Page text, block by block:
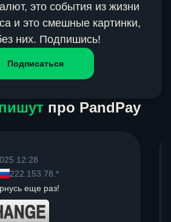
это события из жизни
и это смешные картинки,
них. Подпишись!
Подписаться
про PandPay
12:28
222.153.78.*
еще раз!